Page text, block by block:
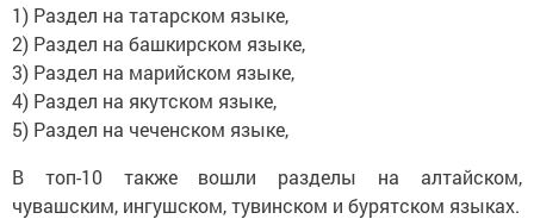
1) Раздел на татарском языке,
2) Раздел на башкирском языке,
3) Раздел на марийском языке,
4) Раздел на якутском языке,
5) Раздел на чеченском языке,
В топ-10 также вошли разделы на алтайском,
чувашским, ингушском, тувинском и бурятском языках.